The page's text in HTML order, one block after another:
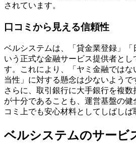
されています。
口コミから見える信頼性
ベルシステムは、「貸金業登録」「
いう正式な金融サービス提供者とし
す。これにより、「ヤミ金融では
当性」に対する懸念は少ないようで
さらに、取引銀行に大手銀行を複
が十分であることも、運営基盤の健
コミ上でも安心材料としてしばしば
ベルシステムのサービ